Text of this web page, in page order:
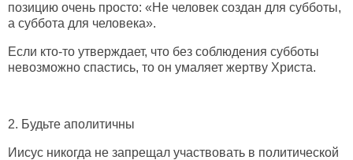
позицию очень просто: «Не человек создан для субботы,
а суббота для человека».
Если кто-то утверждает, что без соблюдения субботы
невозможно спастись, то он умаляет жертву Христа.
2. Будьте аполитичны
Иисус никогда не запрещал участвовать в политической